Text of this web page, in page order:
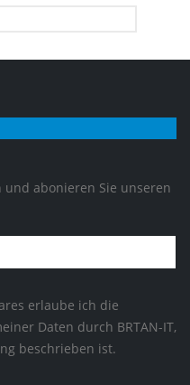
und abonieren Sie unseren
erlaube ich die
Daten durch BRTAN-IT,
beschrieben ist.